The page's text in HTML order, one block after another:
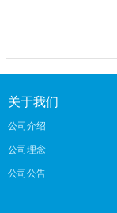
关于我们
公司介绍
公司理念
公司公告